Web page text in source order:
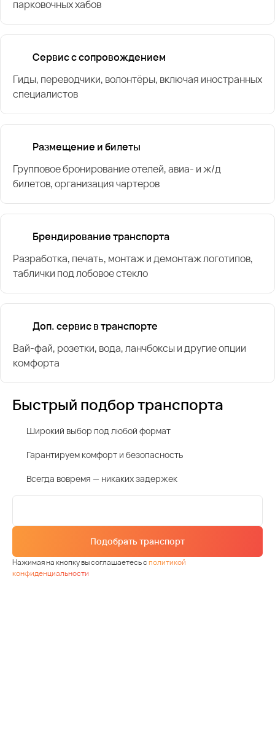
парковочных хабов
Сервис с сопровождением
Гиды, переводчики, волонтёры, включая иностранных
специалистов
Размещение и билеты
Групповое бронирование отелей, авиа- и ж/д
билетов, организация чартеров
Брендирование транспорта
Разработка, печать, монтаж и демонтаж логотипов,
таблички под лобовое стекло
Доп. сервис в транспорте
Вай-фай, розетки, вода, ланчбоксы и другие опции
комфорта
Быстрый подбор транспорта
Широкий выбор под любой формат
Гарантируем комфорт и безопасность
Всегда вовремя — никаких задержек
Подобрать транспорт
Нажимая на кнопку вы соглашаетесь сполитикой
конфиденциальности